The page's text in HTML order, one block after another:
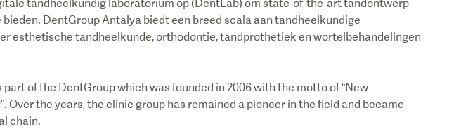
tandheelkundig laboratorium op (DentLab) om state-of-the-art tandontwerp
DentGroup Antalya biedt een breed scala aan tandheelkundige
esthetische tandheelkunde, orthodontie, tandprothetiek en wortelbehandelingen
of the DentGroup which was founded in 2006 with the motto of “New
Over the years, the clinic group has remained a pioneer in the field and became
chain.